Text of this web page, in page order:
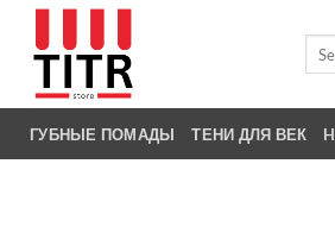
ГУБНЫЕ ПОМАДЫ ТЕНИ ДЛЯ ВЕК